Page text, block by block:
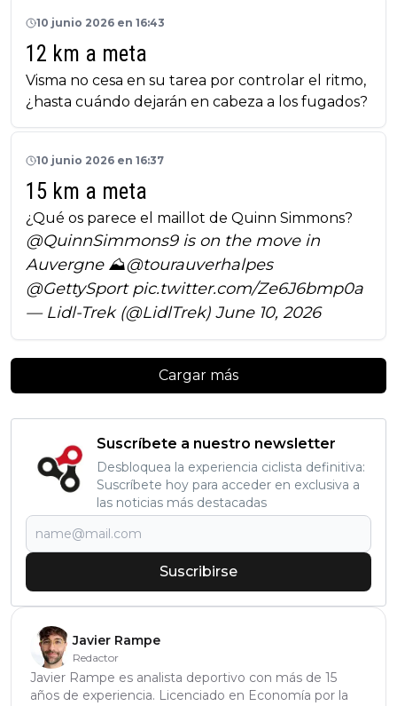
10 junio 2026 en 16:43
12 km a meta
Visma no cesa en su tarea por controlar el ritmo,
¿hasta cuándo dejarán en cabeza a los fugados?
10 junio 2026 en 16:37
15 km a meta
¿Qué os parece el maillot de Quinn Simmons?
@QuinnSimmons9is on the move in
Auvergne ⛰️@tourauverhalpes
@GettySport pic.twitter.com/Ze6J6bmp0a
— Lidl-Trek (@LidlTrek) June 10, 2026
Cargar más
Suscríbete a nuestro newsletter
Desbloquea la experiencia ciclista definitiva:
Suscríbete hoy para acceder en exclusiva a
las noticias más destacadas
Suscribirse
Javier Rampe
Redactor
Javier Rampe es analista deportivo con más de 15
años de experiencia. Licenciado en Economía por la